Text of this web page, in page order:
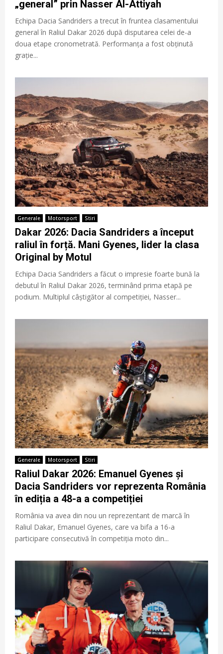
„general” prin Nasser Al-Attiyah
Echipa Dacia Sandriders a trecut în fruntea clasamentului
general în Raliul Dakar 2026 după disputarea celei de-a
doua etape cronometrată. Performanța a fost obținută
grație...
Generale Motorsport Stiri
Dakar 2026: Dacia Sandriders a început
raliul în forță. Mani Gyenes, lider la clasa
Original by Motul
Echipa Dacia Sandriders a făcut o impresie foarte bună la
debutul în Raliul Dakar 2026, terminând prima etapă pe
podium. Multiplul câștigător al competiției, Nasser...
Generale Motorsport Stiri
Raliul Dakar 2026: Emanuel Gyenes și
Dacia Sandriders vor reprezenta România
în ediția a 48-a a competiției
România va avea din nou un reprezentant de marcă în
Raliul Dakar, Emanuel Gyenes, care va bifa a 16-a
participare consecutivă în competiția moto din...